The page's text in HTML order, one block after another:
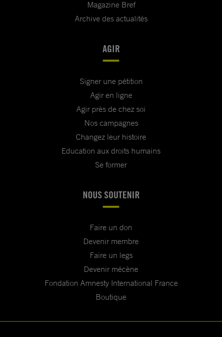
Magazine Bref
Archive des actualités
AGIR
Signer une pétition
Agir en ligne
Agir près de chez soi
Nos campagnes
Changez leur histoire
Education aux droits humains
Se former
NOUS SOUTENIR
Faire un don
Devenir membre
Faire un legs
Devenir mécène
Fondation Amnesty International France
Boutique